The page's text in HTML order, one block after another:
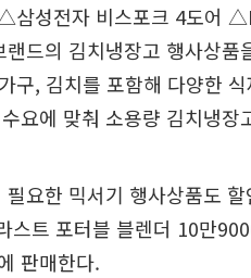
삼성전자 비스포크 4도어
드의 김치냉장고 행사상
구, 김치를 포함해 다양한
요에 맞춰 소용량 김치냉장
요한 믹서기 행사상품도
스트 포터블 블렌더 10만
판매한다.